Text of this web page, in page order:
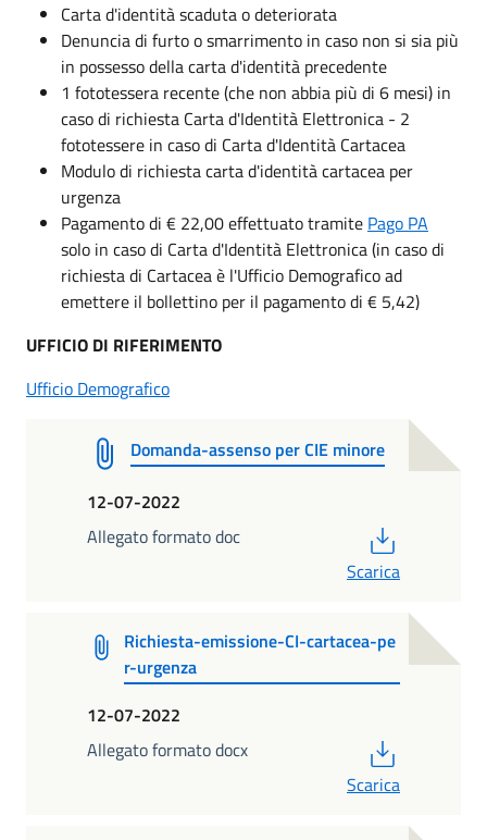
Carta d'identità scaduta o deteriorata
Denuncia di furto o smarrimento in caso non si sia più
in possesso della carta d'identità precedente
1 fototessera recente (che non abbia più di 6 mesi) in
caso di richiesta Carta d'Identità Elettronica - 2
fototessere in caso di Carta d'Identità Cartacea
Modulo di richiesta carta d'identità cartacea per
urgenza
Pagamento di € 22,00 effettuato tramite Pago PA
solo in caso di Carta d'Identità Elettronica (in caso di
richiesta di Cartacea è l'Ufficio Demografico ad
emettere il bollettino per il pagamento di € 5,42)
UFFICIO DI RIFERIMENTO
Ufficio Demografico
Domanda-assenso per CIE minore
12-07-2022
Allegato formato doc
Scarica
Richiesta-emissione-CI-cartacea-pe
r-urgenza
12-07-2022
Allegato formato docx
Scarica